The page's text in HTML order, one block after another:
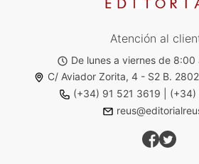
Atención al
De lunes a viernes de 8:00
C/ Aviador Zorita, 4 - S2 B.
(+34) 91 521 3619
(+34)